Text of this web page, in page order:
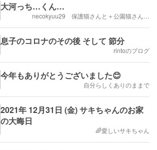
大河っち…くん…
necokyuu29 保護猫さんと＋公園猫さん…
息子のコロナのその後 そして 節分
rintoのブログ
今年もありがとうございました😊
自分らしくありのままで
2021年 12月31日 (金) サキちゃんのお家
の大晦日
🌈愛しいサキちゃん